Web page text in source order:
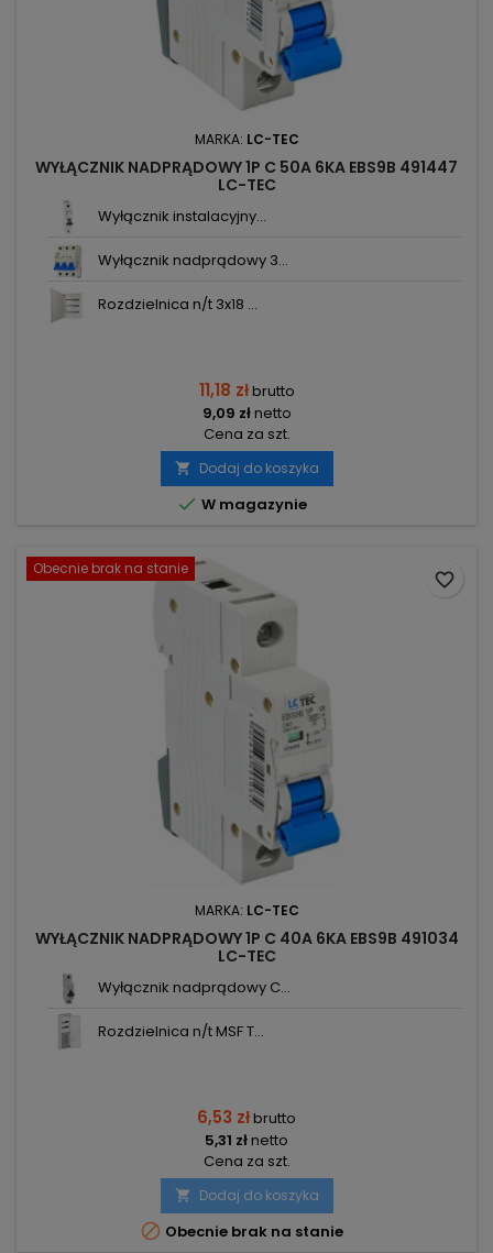
MARKA: LC-TEC
WYŁĄCZNIK NADPRĄDOWY 1P C 50A 6KA EBS9B 491447
LC-TEC
Wyłącznik instalacyjny...
Wyłącznik nadprądowy 3...
Rozdzielnica n/t 3x18 ...
11,18 złbrutto
9,09 złnetto
Cena za szt.
 Dodaj do koszyka
 W magazynie
Obecnie brak na stanie
MARKA: LC-TEC
WYŁĄCZNIK NADPRĄDOWY 1P C 40A 6KA EBS9B 491034
LC-TEC
Wyłącznik nadprądowy C...
Rozdzielnica n/t MSF T...
6,53 złbrutto
5,31 złnetto
Cena za szt.
 Dodaj do koszyka
 Obecnie brak na stanie
favorite_border